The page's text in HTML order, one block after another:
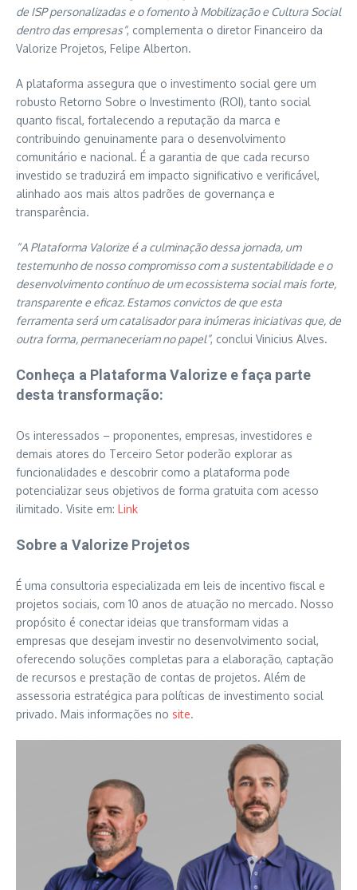
de ISP personalizadas e o fomento à Mobilização e Cultura Social
dentro das empresas”, complementa o diretor Financeiro da
Valorize Projetos, Felipe Alberton.
A plataforma assegura que o investimento social gere um
robusto Retorno Sobre o Investimento (ROI), tanto social
quanto fiscal, fortalecendo a reputação da marca e
contribuindo genuinamente para o desenvolvimento
comunitário e nacional. É a garantia de que cada recurso
investido se traduzirá em impacto significativo e verificável,
alinhado aos mais altos padrões de governança e
transparência.
“A Plataforma Valorize é a culminação dessa jornada, um
testemunho de nosso compromisso com a sustentabilidade e o
desenvolvimento contínuo de um ecossistema social mais forte,
transparente e eficaz. Estamos convictos de que esta
ferramenta será um catalisador para inúmeras iniciativas que, de
outra forma, permaneceriam no papel”, conclui Vinicius Alves.
Conheça a Plataforma Valorize e faça parte
desta transformação:
Os interessados – proponentes, empresas, investidores e
demais atores do Terceiro Setor poderão explorar as
funcionalidades e descobrir como a plataforma pode
potencializar seus objetivos de forma gratuita com acesso
ilimitado. Visite em: Link
Sobre a Valorize Projetos
É uma consultoria especializada em leis de incentivo fiscal e
projetos sociais, com 10 anos de atuação no mercado. Nosso
propósito é conectar ideias que transformam vidas a
empresas que desejam investir no desenvolvimento social,
oferecendo soluções completas para a elaboração, captação
de recursos e prestação de contas de projetos. Além de
assessoria estratégica para políticas de investimento social
privado. Mais informações no site.